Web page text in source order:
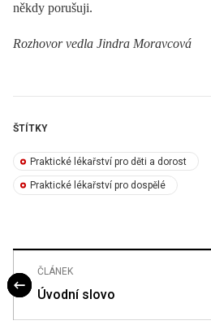
někdy porušuji.
Rozhovor vedla Jindra Moravcová
ŠTÍTKY
Praktické lékařství pro děti a dorost
Praktické lékařství pro dospělé
ČLÁNEK
Úvodní slovo